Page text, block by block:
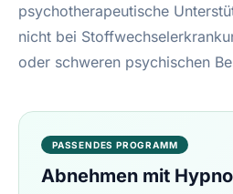
psychotherapeutische
nicht bei
oder schweren psychischen
PASSENDES PROGRAMM
Abnehmen mit